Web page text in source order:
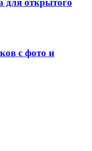
для открытого
с фото и